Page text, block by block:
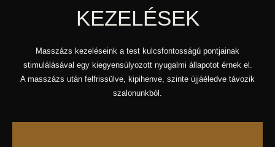
KEZELÉSEK
Masszázs kezeléseink a test kulcsfontosságú pontjainak
stimulálásával egy kiegyensúlyozott nyugalmi állapotot érnek el.
A masszázs után felfrissülve, kipihenve, szinte újjáéledve távozik
szalonunkból.